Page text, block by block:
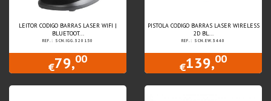
LEITOR CODIGO BARRAS LASER WIFI |
BLUETOOT...
REF.: SCN.IGG.320150
€79,00
PISTOLA CODIGO BARRAS LASER WIRELESS
2D BL...
REF.: SCN.EW.3440
€139,00